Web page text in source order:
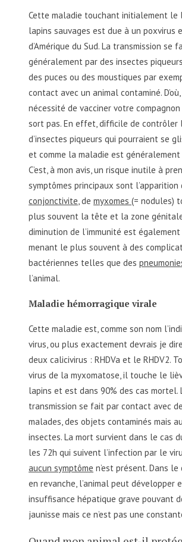
Cette maladie touchant initialement le
lapins sauvages est due à un poxvirus
d’Amérique du Sud. La transmission se
généralement par des insectes
des puces ou des moustiques par
contact avec un animal contaminé.
nécessité de vacciner votre compagnon
sort pas. En effet, difficile de contrôler
d’insectes piqueurs qui pourraient se
et comme la maladie est
C’est, à mon avis, un risque inutile à
symptômes principaux sont l’apparition
conjonctivite, de myxomes (= nodules)
plus souvent la tête et la zone
diminution de l’immunité est
menant le plus souvent à des
bactériennes telles que des
l’animal.
Maladie hémorragique virale
Cette maladie est, comme son nom
virus, ou plus exactement devrais je
deux calicivirus : RHDVa et le RHDV2.
virus de la myxomatose, il touche le
lapins et est dans 90% des cas mortel.
transmission se fait par contact avec
malades, des objets contaminés mais
insectes. La mort survient dans le cas
les 72h qui suivent l’infection par le
aucun symptôme n’est présent. Dans le
en revanche, l’animal peut développer
insuffisance hépatique grave pouvant
jaunisse mais ce n’est pas une